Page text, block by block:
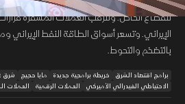
للقطاع الخاص. وتترقب العملات المشفرة
الإيراني. وتسعر أسواق الطاقة النفط الإيراني
بالتضخم والتحوط.
برامج اقتصاد الشرق خريطة برامجية جديدة مايا حجيج شرق
الاحتياطي الفيدرالي الأميركي
العملات الرقمية العملات